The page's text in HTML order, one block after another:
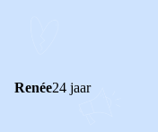
Renée24 jaar